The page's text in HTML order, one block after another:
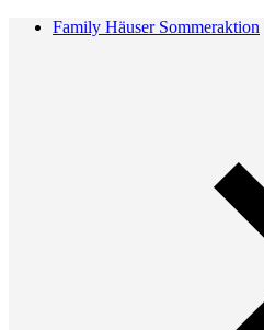
Family Häuser Sommeraktion